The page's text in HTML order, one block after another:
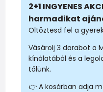
2+1 INGYENES
harmadikat
Öltöztesd fel a
Vásárolj 3 darabot a
kínálatából és a
tőlünk.
👉 A kosárban adja